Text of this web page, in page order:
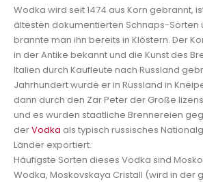
Wodka wird seit 1474 aus Korn gebrannt,
ältesten dokumentierten Schnaps-Sorten
brannte man ihn bereits in Klöstern. Der
in der Antike bekannt und die Kunst des
Italien durch Kaufleute nach Russland
Jahrhundert wurde er in Russland in
dann durch den Zar Peter der Große
und es wurden staatliche Brennereien
derVodka als typisch russisches
Länder exportiert.
Häufigste Sorten dieses Vodka sind
Wodka, Moskovskaya Cristall (wird in der